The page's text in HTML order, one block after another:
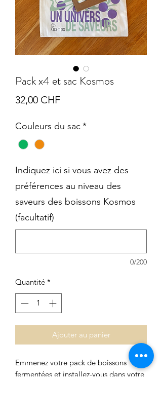
Pack x4 et sac Kosmos
32,00 CHFPrix
Couleurs du sac*
Indiquez ici si vous avez des
préférences au niveau des
saveurs des boissons Kosmos
(facultatif)
0/200
Quantité *
Ajouter au panier
Emmenez votre pack de boissons
fermentées et installez-vous dans votre